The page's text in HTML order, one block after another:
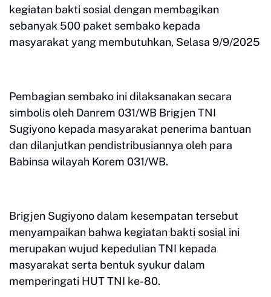
kegiatan bakti sosial dengan membagikan
sebanyak 500 paket sembako kepada
masyarakat yang membutuhkan, Selasa 9/9/2025
Pembagian sembako ini dilaksanakan secara
simbolis oleh Danrem 031/WB Brigjen TNI
Sugiyono kepada masyarakat penerima bantuan
dan dilanjutkan pendistribusiannya oleh para
Babinsa wilayah Korem 031/WB.
Brigjen Sugiyono dalam kesempatan tersebut
menyampaikan bahwa kegiatan bakti sosial ini
merupakan wujud kepedulian TNI kepada
masyarakat serta bentuk syukur dalam
memperingati HUT TNI ke-80.